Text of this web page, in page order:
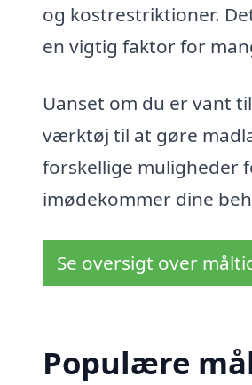
og kostrestriktioner.
en vigtig faktor for
Uanset om du er vant
værktøj til at gøre
forskellige muligheder
imødekommer dine
Se oversigt over
Populære